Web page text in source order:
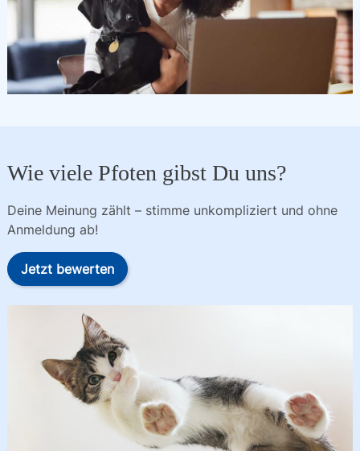
Wie viele Pfoten gibst Du uns?
Deine Meinung zählt – stimme unkompliziert und ohne
Anmeldung ab!
Jetzt bewerten